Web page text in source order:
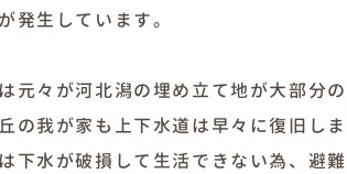
発生しています。
元々が河北潟の埋め立て地が大部分
の我が家も上下水道は早々に復旧し
は下水が破損して生活できない為、避